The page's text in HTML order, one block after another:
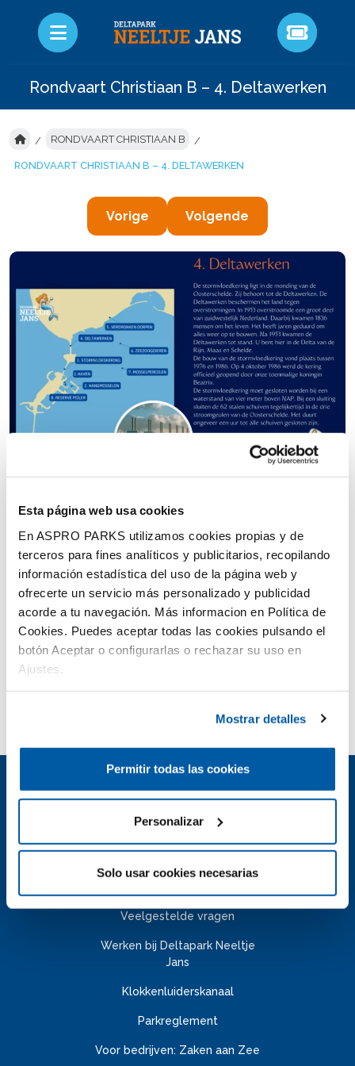
Esta página web usa cookies
En ASPRO PARKS utilizamos cookies propias y de
terceros para fines analíticos y publicitarios, recopilando
información estadística del uso de la página web y
ofrecerte un servicio más personalizado y publicidad
acorde a tu navegación. Más informacion en Política de
Cookies. Puedes aceptar todas las cookies pulsando el
botón Aceptar o configurarlas o rechazar su uso en
Ajustes.
Mostrar detalles
Permitir todas las cookies
Personalizar
Solo usar cookies necesarias
Rondvaart Christiaan B – 4. Deltawerken
RONDVAART CHRISTIAAN B
RONDVAART CHRISTIAAN B – 4. DELTAWERKEN
Vorige Volgende
Ahoy, welkom aan boord!
2. Hangmosselen 3. Stormvloedkering
4. Deltawerken 5. Verdronken dorpen
6. Zeezoogdieren 7. Mosselpercelen
8. Reservepijler
Veelgestelde vragen
Werken bij Deltapark Neeltje
Jans
Klokkenluiderskanaal
Parkreglement
Voor bedrijven: Zaken aan Zee